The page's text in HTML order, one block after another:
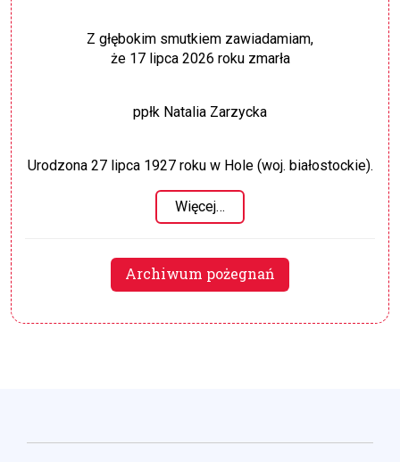
Z głębokim smutkiem zawiadamiam,
że 17 lipca 2026 roku zmarła
ppłk Natalia Zarzycka
Urodzona 27 lipca 1927 roku w Hole (woj. białostockie).
Więcej…
Archiwum pożegnań